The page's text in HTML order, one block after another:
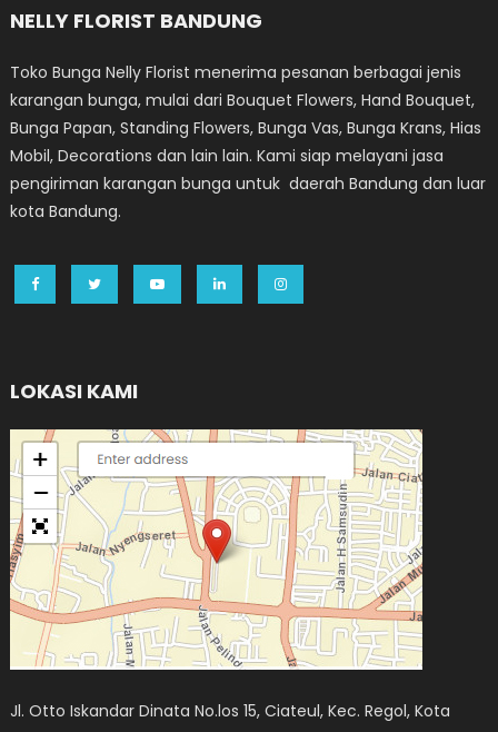
NELLY FLORIST BANDUNG
Toko Bunga Nelly Florist menerima pesanan berbagai jenis
karangan bunga, mulai dari Bouquet Flowers, Hand Bouquet,
Bunga Papan, Standing Flowers, Bunga Vas, Bunga Krans, Hias
Mobil, Decorations dan lain lain. Kami siap melayani jasa
pengiriman karangan bunga untuk daerah Bandung dan luar
kota Bandung.
LOKASI KAMI
Jl. Otto Iskandar Dinata No.los 15, Ciateul, Kec. Regol, Kota